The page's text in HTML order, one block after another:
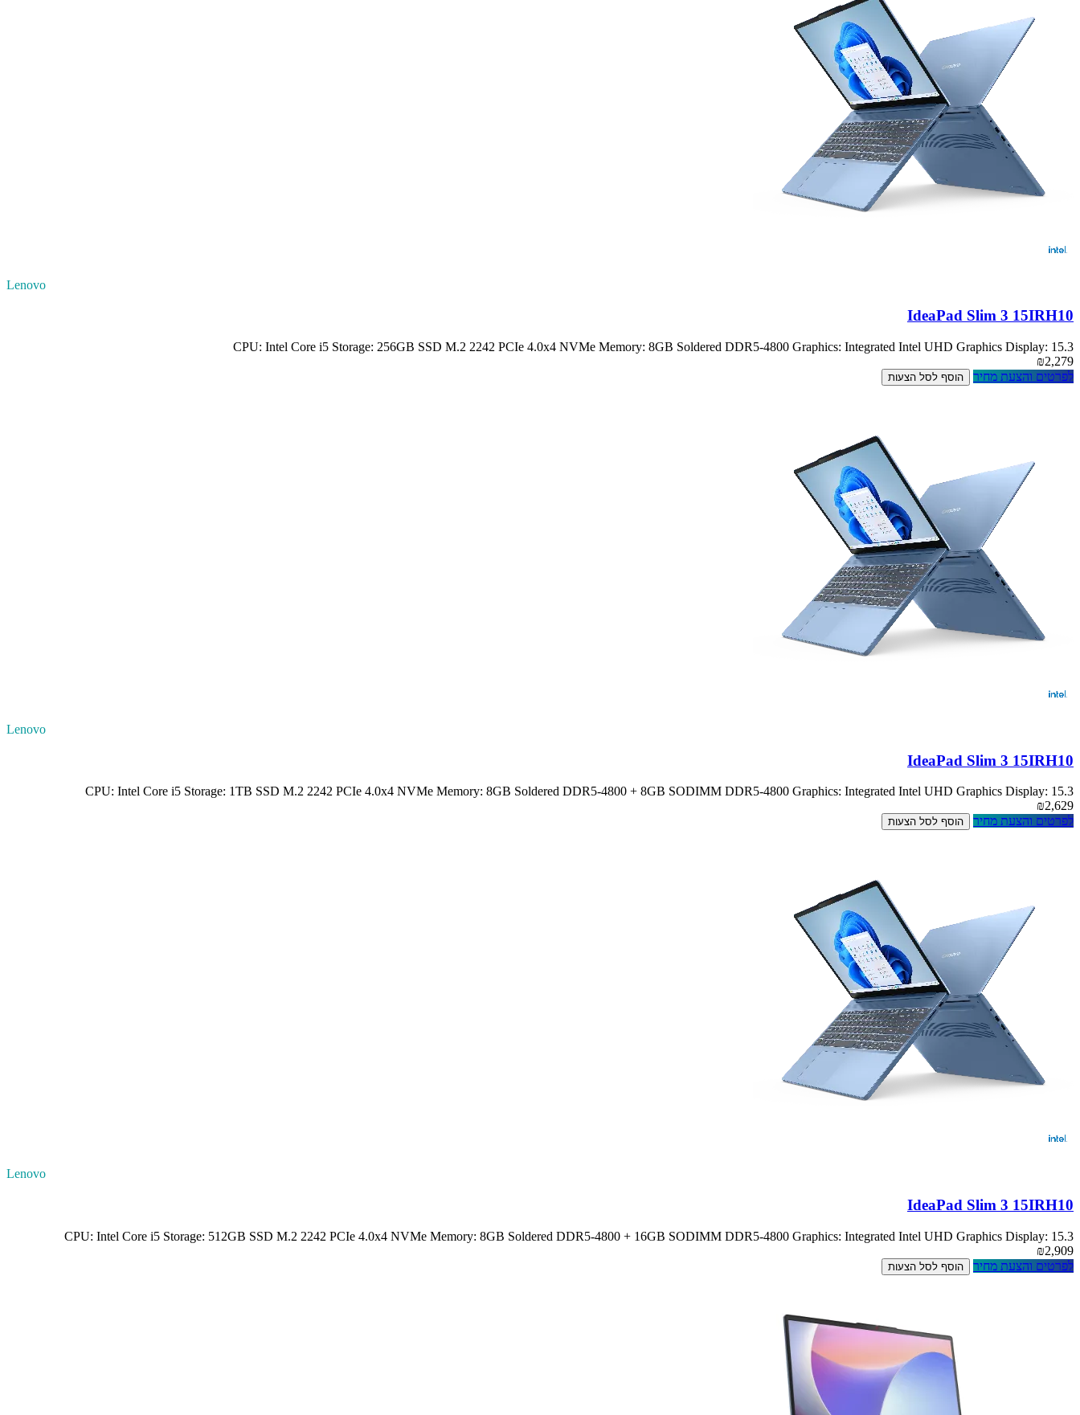
Lenovo
IdeaPad Slim 3 15IRH10
CPU: Intel Core i5 Storage: 256GB SSD M.2 2242 PCIe 4.0x4 NVMe Memory: 8GB Soldered DDR5-4800 Graphics: Integrated Intel UHD Graphics Display: 15.3
₪2,279
לפרטים והצעת מחיר
הוסף לסל הצעות
Lenovo
IdeaPad Slim 3 15IRH10
CPU: Intel Core i5 Storage: 1TB SSD M.2 2242 PCIe 4.0x4 NVMe Memory: 8GB Soldered DDR5-4800 + 8GB SODIMM DDR5-4800 Graphics: Integrated Intel UHD Graphics Display: 15.3
₪2,629
לפרטים והצעת מחיר
הוסף לסל הצעות
Lenovo
IdeaPad Slim 3 15IRH10
CPU: Intel Core i5 Storage: 512GB SSD M.2 2242 PCIe 4.0x4 NVMe Memory: 8GB Soldered DDR5-4800 + 16GB SODIMM DDR5-4800 Graphics: Integrated Intel UHD Graphics Display: 15.3
₪2,909
לפרטים והצעת מחיר
הוסף לסל הצעות